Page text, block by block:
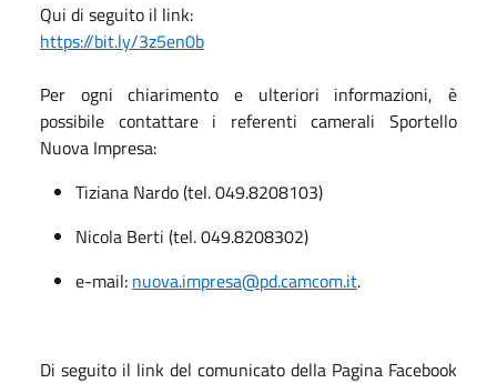
Qui di seguito il link:
https://bit.ly/3z5en0b
Per ogni chiarimento e ulteriori informazioni, è
possibile contattare i referenti camerali Sportello
Nuova Impresa:
Tiziana Nardo (tel. 049.8208103)
Nicola Berti (tel. 049.8208302)
e-mail: nuova.impresa@pd.camcom.it.
Di seguito il link del comunicato della Pagina Facebook